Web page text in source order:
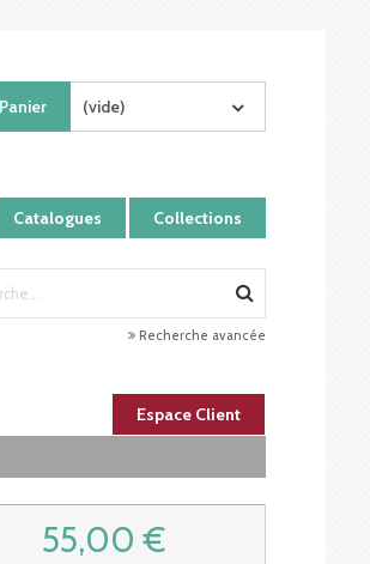
Catalogues Collections
Panier (vide)
Recherche avancée
Espace Client
55,00 €